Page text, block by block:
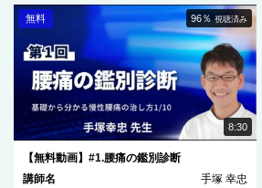
8:30
96％ 視聴済み
無料
【無料動画】#1.腰痛の鑑別診断
講師名
手塚 幸忠